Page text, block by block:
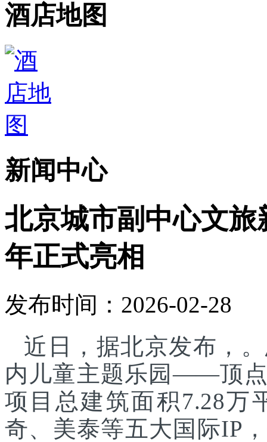
酒店地图
新闻中心
北京城市副中心文
年正式亮相
发布时间：2026-02-28
近日，据北京发布，
内儿童主题乐园——顶
项目总建筑面积7.28万
奇、美泰等五大国际IP